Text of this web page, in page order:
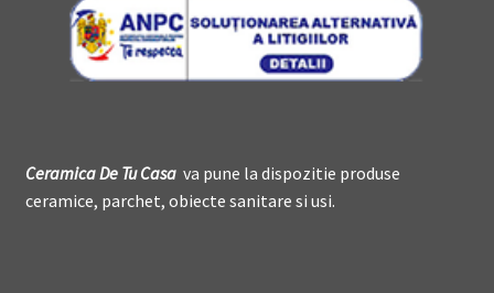
Ceramica DeTu Casava pune la dispozitie produse
ceramice, parchet, obiecte sanitare si usi.